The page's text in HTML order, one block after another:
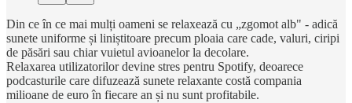
Din ce în ce mai mulți oameni se relaxează cu „zgomot alb" - adică
sunete uniforme și liniștitoare precum ploaia care cade, valuri, ciripi
de păsări sau chiar vuietul avioanelor la decolare.
Relaxarea utilizatorilor devine stres pentru Spotify, deoarece
podcasturile care difuzează sunete relaxante costă compania
milioane de euro în fiecare an și nu sunt profitabile.